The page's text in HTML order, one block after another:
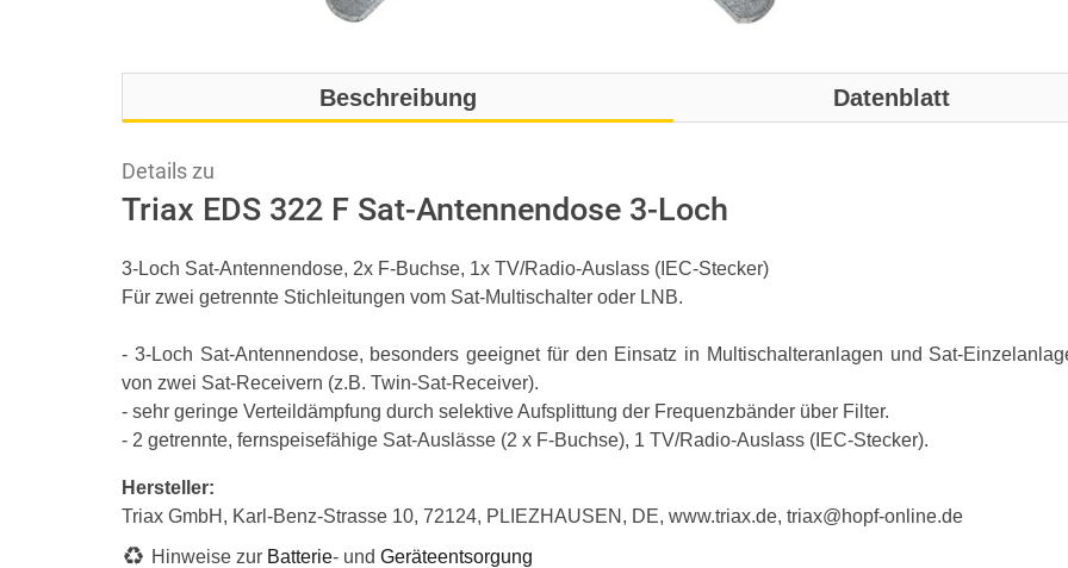
Beschreibung Datenblatt
Details zu
Triax EDS 322 F Sat-Antennendose 3-Loch
3-Loch Sat-Antennendose, 2x F-Buchse, 1x TV/Radio-Auslass (IEC-Stecker)
Für zwei getrennte Stichleitungen vom Sat-Multischalter oder LNB.
- 3-Loch Sat-Antennendose, besonders geeignet für den Einsatz in Multischalteranlagen und Sat-
von zwei Sat-Receivern (z.B. Twin-Sat-Receiver).
- sehr geringe Verteildämpfung durch selektive Aufsplittung der Frequenzbänder über Filter.
- 2 getrennte, fernspeisefähige Sat-Auslässe (2 x F-Buchse), 1 TV/Radio-Auslass (IEC-Stecker).
Hersteller:
Triax GmbH, Karl-Benz-Strasse 10, 72124, PLIEZHAUSEN, DE, www.triax.de, triax@hopf-online.de
Hinweise zur Batterie- und Geräteentsorgung